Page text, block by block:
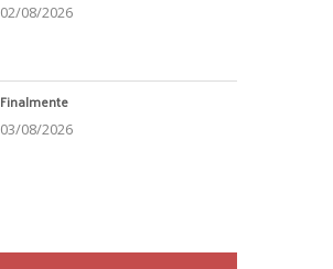
02/08/2026
Finalmente
03/08/2026